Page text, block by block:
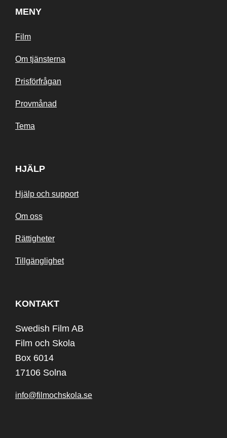
MENY
Film
Om tjänsterna
Prisförfrågan
Provmånad
Tema
HJÄLP
Hjälp och support
Om oss
Rättigheter
Tillgänglighet
KONTAKT
Swedish Film AB
Film och Skola
Box 6014
17106 Solna
info@filmochskola.se